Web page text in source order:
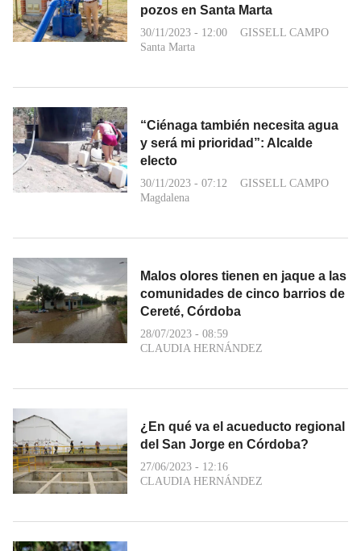
pozos en Santa Marta
30/11/2023 - 12:00
GISSELL CAMPO
Santa Marta
“Ciénaga también necesita agua
y será mi prioridad”: Alcalde
electo
30/11/2023 - 07:12
GISSELL CAMPO
Magdalena
Malos olores tienen en jaque a las
comunidades de cinco barrios de
Cereté, Córdoba
28/07/2023 - 08:59
CLAUDIA HERNÁNDEZ
¿En qué va el acueducto regional
del San Jorge en Córdoba?
27/06/2023 - 12:16
CLAUDIA HERNÁNDEZ